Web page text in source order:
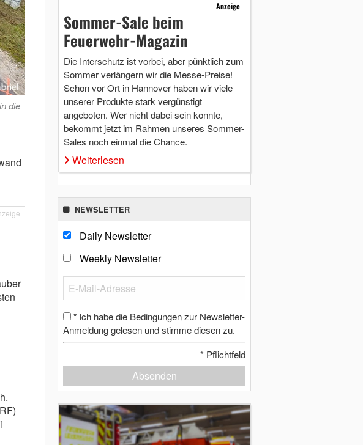
die
Anzeige
Sommer-Sale beim
Feuerwehr-Magazin
Die Interschutz ist vorbei, aber pünktlich zum
Sommer verlängern wir die Messe-Preise!
Schon vor Ort in Hannover haben wir viele
unserer Produkte stark vergünstigt
angeboten. Wer nicht dabei sein konnte,
bekommt jetzt im Rahmen unseres Sommer-
Sales noch einmal die Chance.
Weiterlesen
NEWSLETTER
Daily Newsletter
Weekly Newsletter
* Ich habe die Bedingungen zur Newsletter-
Anmeldung gelesen und stimme diesen zu.
* Pflichtfeld
Absenden